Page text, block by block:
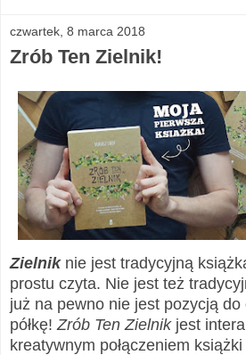
czwartek, 8 marca 2018
Zrób Ten Zielnik!
Zielnik nie jest tradycyjną
prostu czyta. Nie jest też
już na pewno nie jest pozycją do
półkę! Zrób Ten Zielnikjest
kreatywnym połączeniem